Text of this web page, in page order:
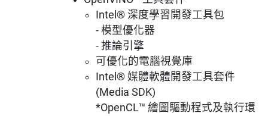
Intel® 深度學習開發工具包
- 模型優化器
- 推論引擎
可優化的電腦視覺庫
Intel® 媒體軟體開發工具套件
(Media SDK)
*OpenCL™ 繪圖驅動程式及執行環